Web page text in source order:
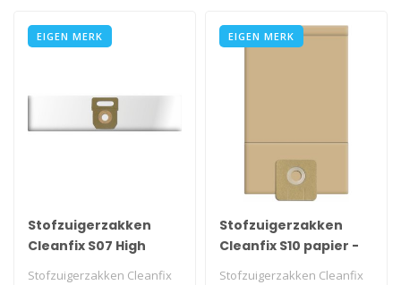
EIGEN MERK
Stofzuigerzakken
Cleanfix S07 High
filtration - 5 stuks
Stofzuigerzakken Cleanfix
EIGEN MERK
Stofzuigerzakken
Cleanfix S10 papier -
10 stuks
Stofzuigerzakken Cleanfix